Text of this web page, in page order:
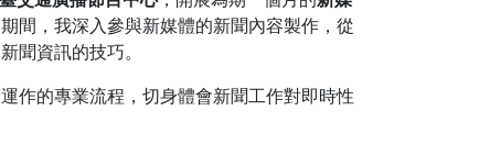
間，我深入參與新媒體的新聞內容製作，從
聞資訊的技巧。
作的專業流程，切身體會新聞工作對即時性